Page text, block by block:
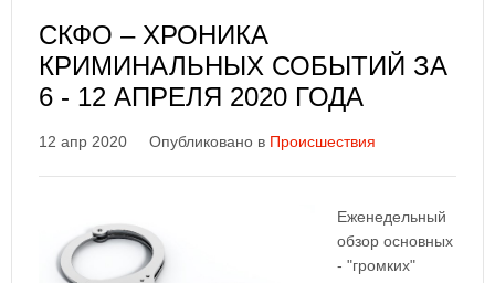
СКФО – ХРОНИКА
КРИМИНАЛЬНЫХ СОБЫТИЙ ЗА
6 - 12 АПРЕЛЯ 2020 ГОДА
12 апр 2020 Опубликовано в Происшествия
Еженедельный
обзор основных
- "громких"